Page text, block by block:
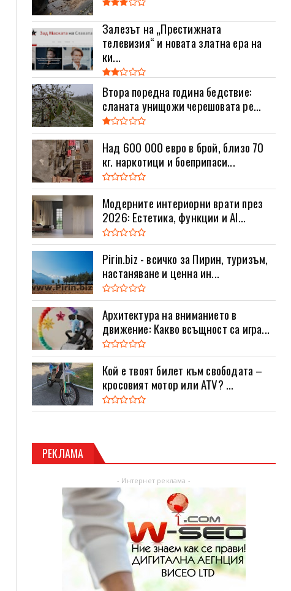
Залезът на „Престижната
телевизия“ и новата златна ера на
ки...
Втора поредна година бедствие:
сланата унищожи черешовата ре...
Над 600 000 евро в брой, близо 70
кг. наркотици и боеприпаси...
Модерните интериорни врати през
2026: Естетика, функции и AI...
Pirin.biz - всичко за Пирин, туризъм,
настаняване и ценна ин...
Архитектура на вниманието в
движение: Какво всъщност са игра...
Кой е твоят билет към свободата –
кросовият мотор или ATV? ...
РЕКЛАМА
- Интернет реклама -